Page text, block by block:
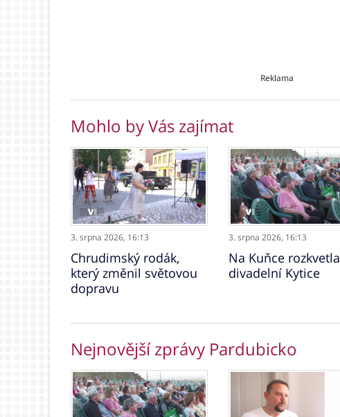
Reklama
Mohlo by Vás zajímat
3. srpna 2026, 16:13
Chrudimský rodák,
který změnil světovou
dopravu
3. srpna 2026, 16:13
Na Kuňce rozkvetla
divadelní Kytice
Nejnovější zprávy Pardubicko